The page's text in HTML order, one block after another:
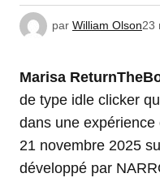
par William Olson23
Marisa
de type idle clicker
dans une
21 novembre 2025
développé par